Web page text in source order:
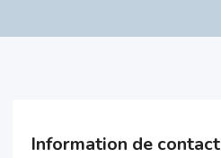
Information de contact